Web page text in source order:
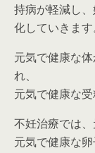
持病が軽減し
化していきます
元気で健康な
れ、
元気で健康な受
不妊治療では
元気で健康な